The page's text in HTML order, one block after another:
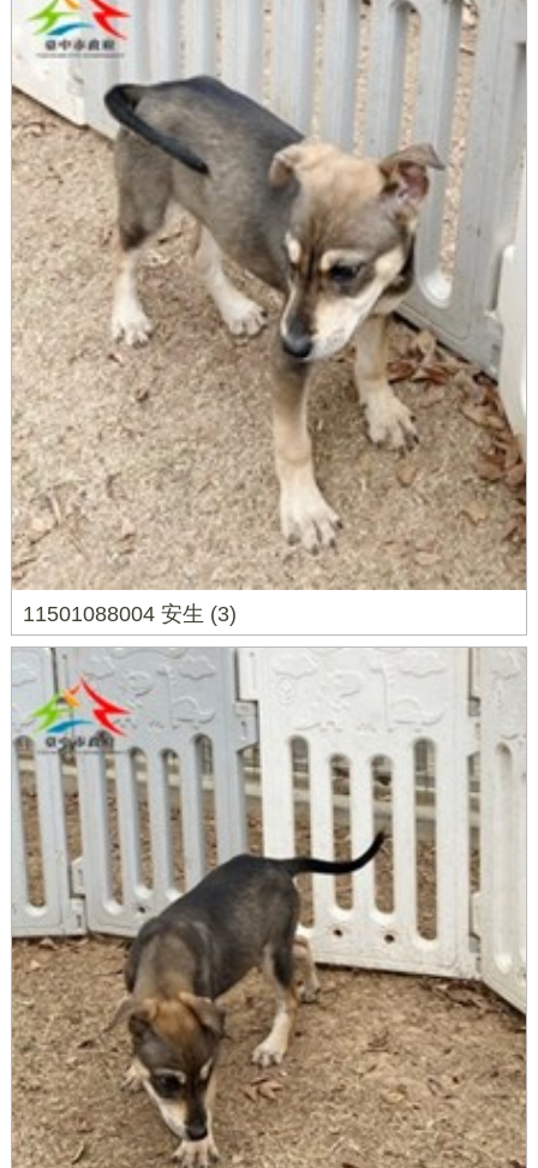
11501088004 安生 (3)